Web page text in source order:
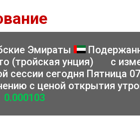
Эмираты
(тройская унция)
с
сессии сегодня Пятница
с ценой открытия
0.000103